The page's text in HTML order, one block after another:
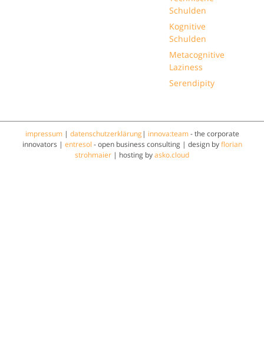
Schulden
Kognitive
Schulden
Metacognitive
Laziness
Serendipity
impressum| datenschutzerklärung | innova:team- the corporate
innovators | entresol - open business consulting | design byflorian
strohmaier | hosting byasko.cloud